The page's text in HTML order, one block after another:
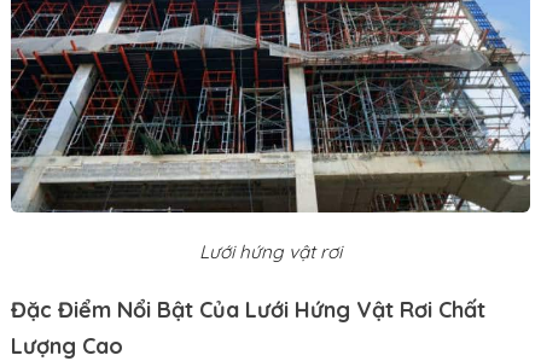
Lưới hứng vật rơi
Đặc Điểm Nổi Bật Của Lưới Hứng Vật Rơi Chất
Lượng Cao